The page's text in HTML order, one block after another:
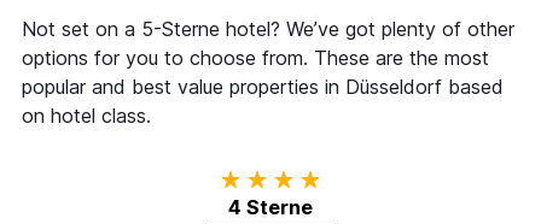
3
Tagen
gefunden
wurde.
Tage
vor
dem
Aufenthalt
anzeigt
Not set on a 5-Sterne hotel? We’ve got plenty of other
options for you to choose from. These are the most
popular and best value properties in Düsseldorf based
on hotel class.
4 Sterne
4 Sterne